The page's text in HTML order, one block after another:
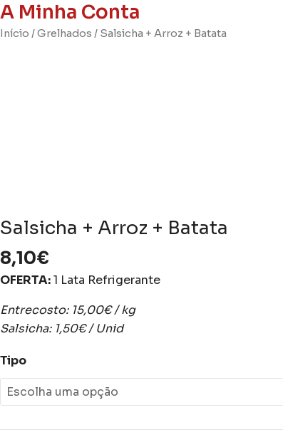
A Minha Conta
Início /Grelhados / Salsicha + Arroz + Batata
Salsicha + Arroz + Batata
8,10€
OFERTA:1 Lata Refrigerante
Entrecosto: 15,00€ / kg
Salsicha: 1,50€ / Unid
Tipo
Quantidade